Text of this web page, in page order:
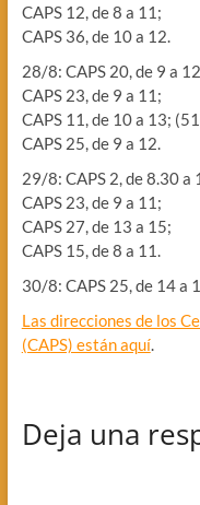
CAPS 12, de 8 a 11;
CAPS 36, de 10 a 12.
28/8: CAPS 20, de 9 a
CAPS 23, de 9 a 11;
CAPS 11, de 10 a 13;
CAPS 25, de 9 a 12.
29/8: CAPS 2, de 8.30 a
CAPS 23, de 9 a 11;
CAPS 27, de 13 a 15;
CAPS 15, de 8 a 11.
30/8: CAPS 25, de 14 a
Las direcciones de los
(CAPS) están aquí.
Deja una